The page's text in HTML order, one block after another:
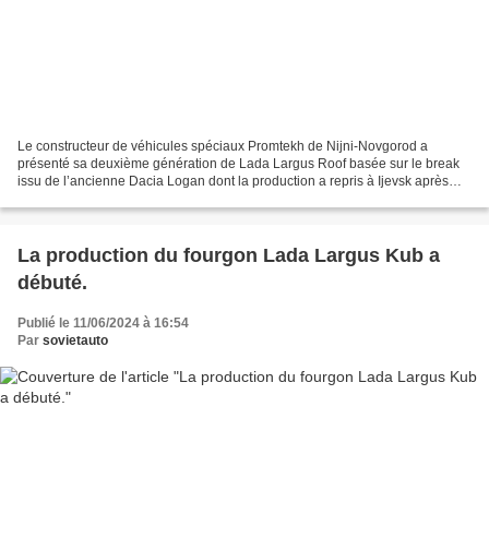
Le constructeur de véhicules spéciaux Promtekh de Nijni-Novgorod a
présenté sa deuxième génération de Lada Largus Roof basée sur le break
issu de l’ancienne Dacia Logan dont la production a repris à Ijevsk après
La production du fourgon Lada Largus Kub a
débuté.
Publié le 11/06/2024 à 16:54
Par sovietauto